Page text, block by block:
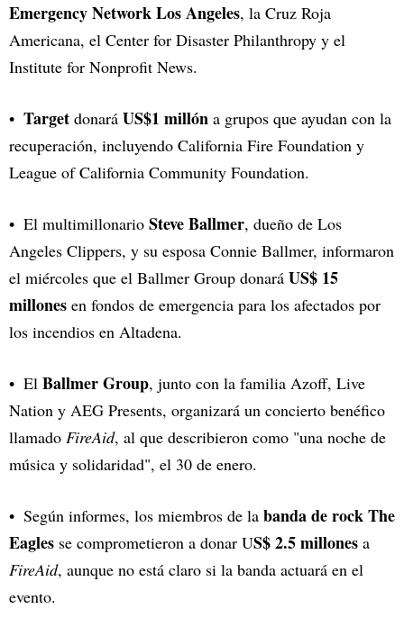
Emergency Network Los Angeles, la Cruz Roja
Americana, el Center for Disaster Philanthropy y el
Institute for Nonprofit News.
Target donará US$1 millón a grupos que ayudan con la
recuperación, incluyendo California Fire Foundation y
League of California Community Foundation.
El multimillonario Steve Ballmer, dueño de Los
Angeles Clippers, y su esposa Connie Ballmer, informaron
el miércoles que el Ballmer Group donará US$ 15
millones en fondos de emergencia para los afectados por
los incendios en Altadena.
El Ballmer Group, junto con la familia Azoff, Live
Nation y AEG Presents, organizará un concierto benéfico
llamado FireAid, al que describieron como "una noche de
música y solidaridad", el 30 de enero.
Según informes, los miembros de la banda de rock The
Eagles se comprometieron a donar US$ 2.5 millones a
FireAid, aunque no está claro si la banda actuará en el
evento.